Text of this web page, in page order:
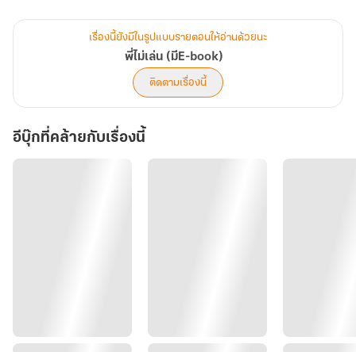
เรื่องนี้ยังมีในรูปแบบรายตอนให้อ่านด้วยนะ
พี่ไม่เล่น (มีE-book)
ติดตามเรื่องนี้
อีบุ๊กที่คล้ายกับเรื่องนี้